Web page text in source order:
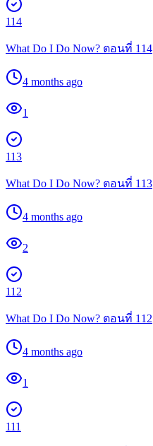
114
What Do I Do Now? ตอนที่ 114
4 months ago
1
113
What Do I Do Now? ตอนที่ 113
4 months ago
2
112
What Do I Do Now? ตอนที่ 112
4 months ago
1
111